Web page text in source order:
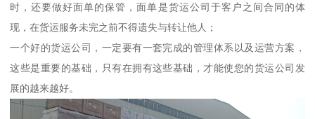
时，还要做好面单的保管，面单是货运公司于客户之间合同的体
现，在货运服务未完之前不得遗失与转让他人；
一个好的货运公司，一定要有一套完成的管理体系以及运营方案，
这些是重要的基础，只有在拥有这些基础，才能使您的货运公司发
展的越来越好。